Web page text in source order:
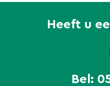
Heeft u
Bel: